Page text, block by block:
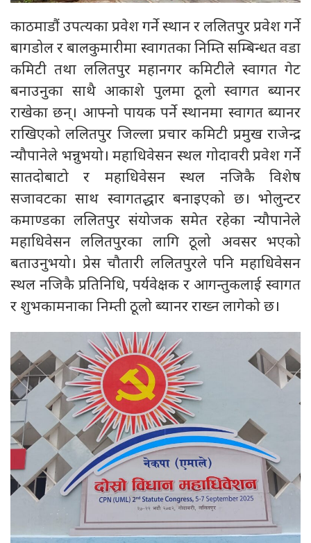
काठमाडौं उपत्यका प्रवेश गर्ने स्थान र ललितपुर प्रवेश गर्ने
बागडोल र बालकुमारीमा स्वागतका निम्ति सम्बिन्धत वडा
कमिटी तथा ललितपुर महानगर कमिटीले स्वागत गेट
बनाउनुका साथै आकाशे पुलमा ठूलो स्वागत ब्यानर
राखेका छन्। आफ्नो पायक पर्ने स्थानमा स्वागत ब्यानर
राखिएको ललितपुर जिल्ला प्रचार कमिटी प्रमुख राजेन्द्र
न्यौपानेले भन्नुभयो। महाधिवेसन स्थल गोदावरी प्रवेश गर्ने
सातदोबाटो र महाधिवेसन स्थल नजिकै विशेष
सजावटका साथ स्वागतद्धार बनाइएको छ। भोलुन्टर
कमाण्डका ललितपुर संयोजक समेत रहेका न्यौपानेले
महाधिवेसन ललितपुरका लागि ठूलो अवसर भएको
बताउनुभयो। प्रेस चौतारी ललितपुरले पनि महाधिवेसन
स्थल नजिकै प्रतिनिधि, पर्यवेक्षक र आगन्तुकलाई स्वागत
र शुभकामनाका निम्ती ठूलो ब्यानर राख्न लागेको छ।